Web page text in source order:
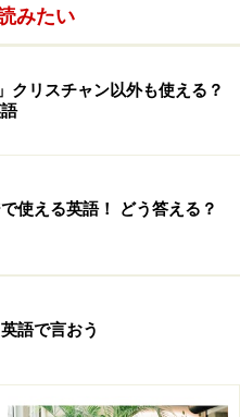
最新の内容をご確認くださ
みたい
クリスチャン以外も使える？
使える英語！ どう答える？
語で言おう